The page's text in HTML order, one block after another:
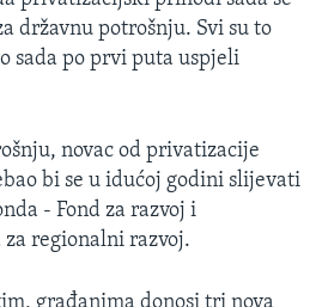
državnu potrošnju. Svi su to
sada po prvi puta uspjeli
novac od privatizacije
bi se u idućoj godini slijevati
- Fond za razvoj i
za regionalni razvoj.